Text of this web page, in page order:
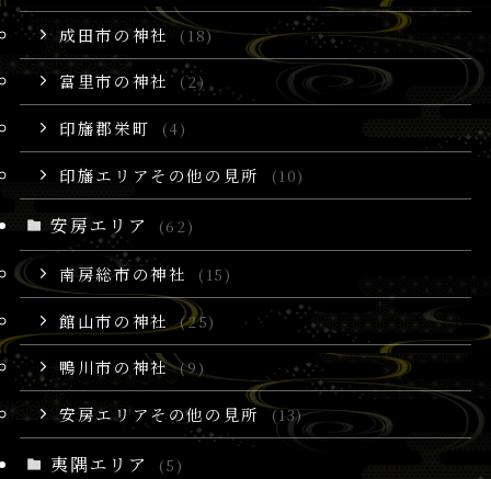
成田市の神社 (18)
富里市の神社 (2)
印旛郡栄町 (4)
印旛エリアその他の見所 (10)
安房エリア (62)
南房総市の神社 (15)
館山市の神社 (25)
鴨川市の神社 (9)
安房エリアその他の見所 (13)
夷隅エリア (5)